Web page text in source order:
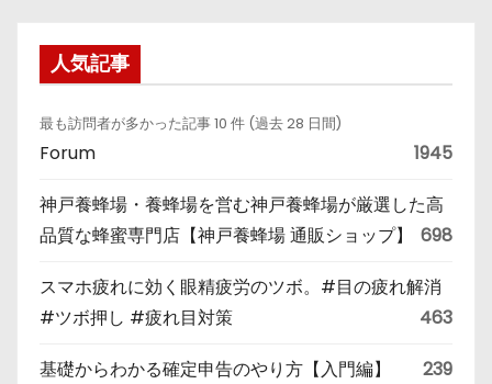
人気記事
最も訪問者が多かった記事 10 件 (過去 28 日間)
Forum 1945
神戸養蜂場・養蜂場を営む神戸養蜂場が厳選した高
品質な蜂蜜専門店【神戸養蜂場 通販ショップ】
698
スマホ疲れに効く眼精疲労のツボ。#目の疲れ解消
#ツボ押し #疲れ目対策
463
基礎からわかる確定申告のやり方【入門編】 239